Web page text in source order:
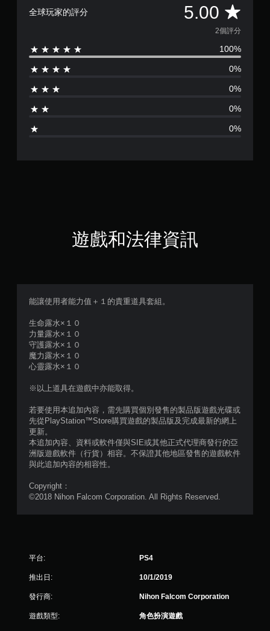
全球玩家的評分 5.00 平
均
評
分
5
星
則
評
分
2個評分
100%
0%
0%
0%
0%
遊戲和法律資訊
能讓使用者能力值＋１的貴重道具套組。
生命露水×１０
力量露水×１０
守護露水×１０
魔力露水×１０
心靈露水×１０
※以上道具在遊戲中亦能取得。
若要使用本追加內容，需先購買個別發售的製品版遊戲光碟或
先從PlayStation™Store購買遊戲的製品版及完成最新的網上
更新。
本追加內容、資料或軟件僅與SIE或其他正式代理商發行的亞
洲版遊戲軟件（行貨）相容。不保證其他地區發售的遊戲軟件
與此追加內容的相容性。
Copyright：
©2018 Nihon Falcom Corporation. All Rights Reserved.
平台: PS4
推出日: 10/1/2019
發行商: Nihon Falcom Corporation
遊戲類型: 角色扮演遊戲